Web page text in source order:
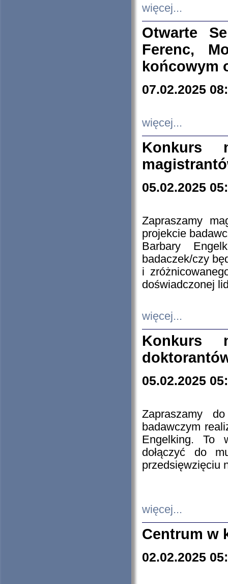
więcej...
Otwarte
Ferenc,
końcowym
07.02.2025
więcej...
Konkurs
05.02.2025
Zapraszamy
projekcie
Barbary
badaczek/czy
i
doświadczonej
więcej...
Konkurs
05.02.2025
Zapraszamy
badawczym
Engelking. To
dołączyć do
przedsięwzięciu
więcej...
Centrum w
02.02.2025